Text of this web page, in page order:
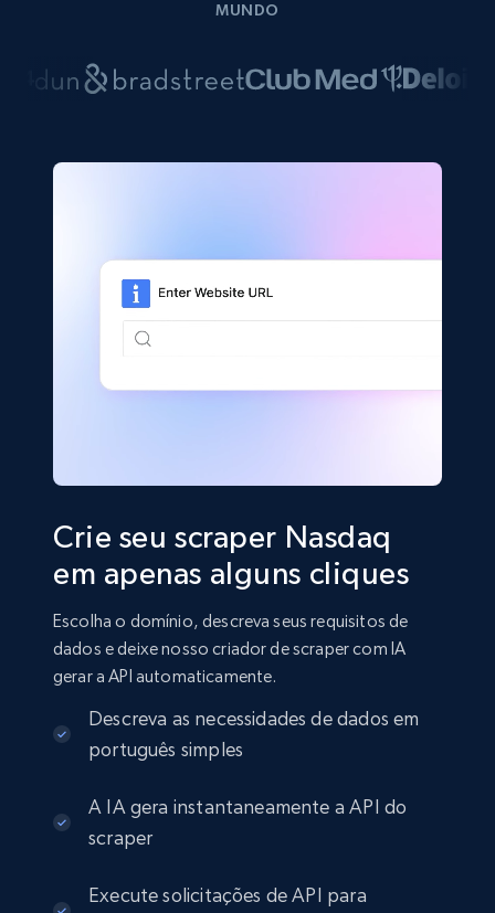
MUNDO
Crie seu scraper Nasdaq
em apenas alguns cliques
Escolha o domínio, descreva seus requisitos de
dados e deixe nosso criador de scraper com IA
gerar a API automaticamente.
Descreva as necessidades de dados em
português simples
A IA gera instantaneamente a API do
scraper
Execute solicitações de API para